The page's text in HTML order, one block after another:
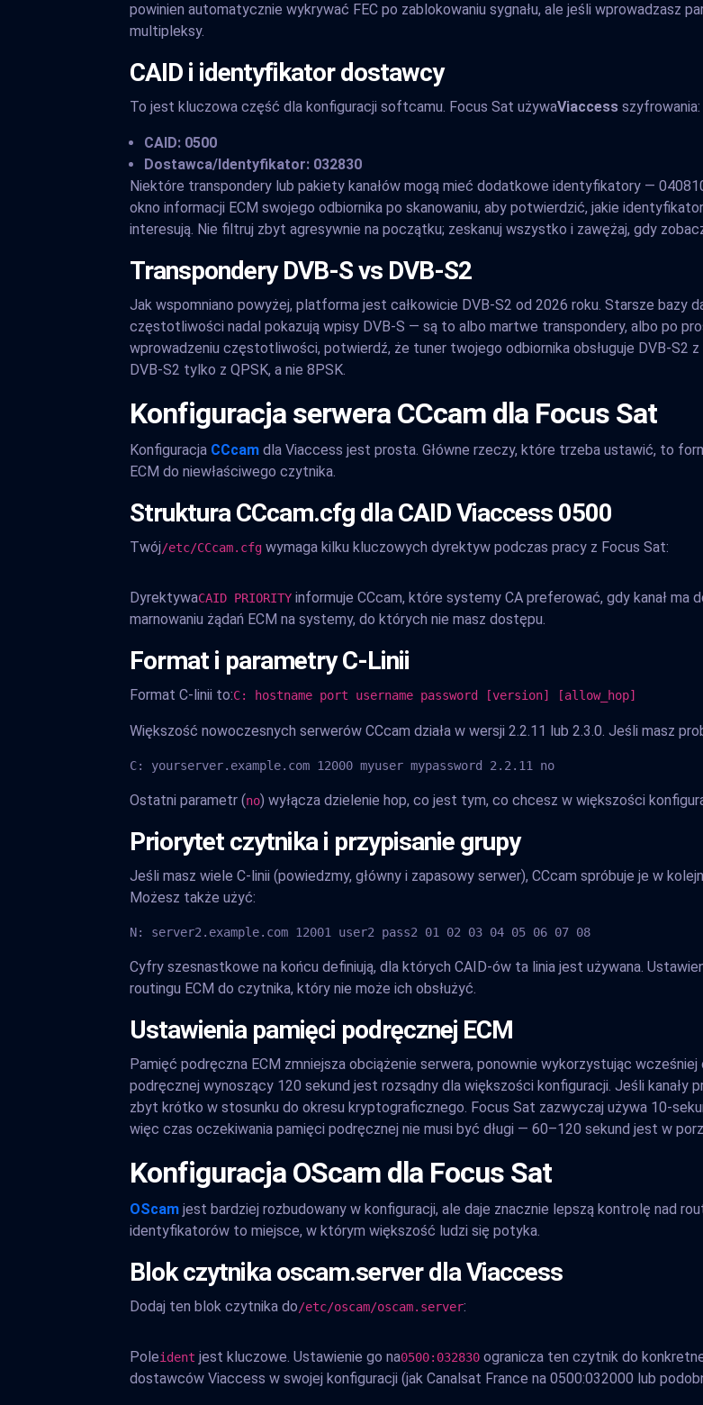
powinien automatycznie wykrywać FEC po zablokowaniu sygnału, ale jeśli wprowadzasz
multipleksy.
CAID i identyfikator dostawcy
To jest kluczowa część dla konfiguracji softcamu. Focus Sat używaViaccess szyfrowania:
CAID: 0500
Dostawca/Identyfikator: 032830
Niektóre transpondery lub pakiety kanałów mogą mieć dodatkowe identyfikatory —
okno informacji ECM swojego odbiornika po skanowaniu, aby potwierdzić, jakie
interesują. Nie filtruj zbyt agresywnie na początku; zeskanuj wszystko i zawężaj, gdy
Transpondery DVB-S vs DVB-S2
Jak wspomniano powyżej, platforma jest całkowicie DVB-S2 od 2026 roku. Starsze bazy
częstotliwości nadal pokazują wpisy DVB-S — są to albo martwe transpondery, albo po
wprowadzeniu częstotliwości, potwierdź, że tuner twojego odbiornika obsługuje DVB-S2
DVB-S2 tylko z QPSK, a nie 8PSK.
Konfiguracja serwera CCcam dla Focus Sat
Konfiguracja CCcam dla Viaccess jest prosta. Główne rzeczy, które trzeba ustawić, to
ECM do niewłaściwego czytnika.
Struktura CCcam.cfg dla CAID Viaccess 0500
Twój/etc/CCcam.cfg wymaga kilku kluczowych dyrektyw podczas pracy z Focus Sat:
DyrektywaCAID PRIORITY informuje CCcam, które systemy CA preferować, gdy kanał ma
marnowaniu żądań ECM na systemy, do których nie masz dostępu.
Format i parametry C-Linii
Format C-linii to:C: hostname port username password [version] [allow_hop]
Większość nowoczesnych serwerów CCcam działa w wersji 2.2.11 lub 2.3.0. Jeśli masz
C: yourserver.example.com 12000 myuser mypassword 2.2.11 no
Ostatni parametr (no) wyłącza dzielenie hop, co jest tym, co chcesz w większości
Priorytet czytnika i przypisanie grupy
Jeśli masz wiele C-linii (powiedzmy, główny i zapasowy serwer), CCcam spróbuje je w
Możesz także użyć:
N: server2.example.com 12001 user2 pass2 01 02 03 04 05 06 07 08
Cyfry szesnastkowe na końcu definiują, dla których CAID-ów ta linia jest używana.
routingu ECM do czytnika, który nie może ich obsłużyć.
Ustawienia pamięci podręcznej ECM
Pamięć podręczna ECM zmniejsza obciążenie serwera, ponownie wykorzystując
podręcznej wynoszący 120 sekund jest rozsądny dla większości konfiguracji. Jeśli kanały
zbyt krótko w stosunku do okresu kryptograficznego. Focus Sat zazwyczaj używa 10-
więc czas oczekiwania pamięci podręcznej nie musi być długi — 60–120 sekund jest w
Konfiguracja OScam dla Focus Sat
OScam jest bardziej rozbudowany w konfiguracji, ale daje znacznie lepszą kontrolę nad
identyfikatorów to miejsce, w którym większość ludzi się potyka.
Blok czytnika oscam.server dla Viaccess
Dodaj ten blok czytnika do/etc/oscam/oscam.server:
Poleident jest kluczowe. Ustawienie go na0500:032830 ogranicza ten czytnik do
dostawców Viaccess w swojej konfiguracji (jak Canalsat France na 0500:032000 lub